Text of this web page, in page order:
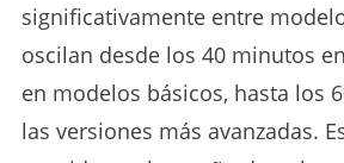
significativamente entre
oscilan desde los 40 minutos
en modelos básicos, hasta los
las versiones más avanzadas.